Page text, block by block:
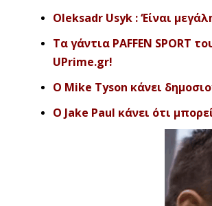
Oleksadr Usyk : ‘Είναι
Τα γάντια PAFFEN SPORT
UPrime.gr!
O Mike Tyson κάνει
O Jake Paul κάνει ότι